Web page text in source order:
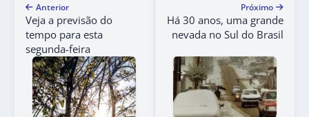
Anterior
Veja a previsão do
tempo para esta
segunda-feira
Próximo
Há 30 anos, uma grande
nevada no Sul do Brasil